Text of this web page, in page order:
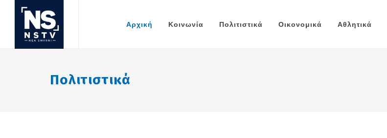
Αρχική Κοινωνία Πολιτιστικά Οικονομικά Αθλητικά
Πολιτιστικά